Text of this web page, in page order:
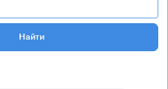
Найти